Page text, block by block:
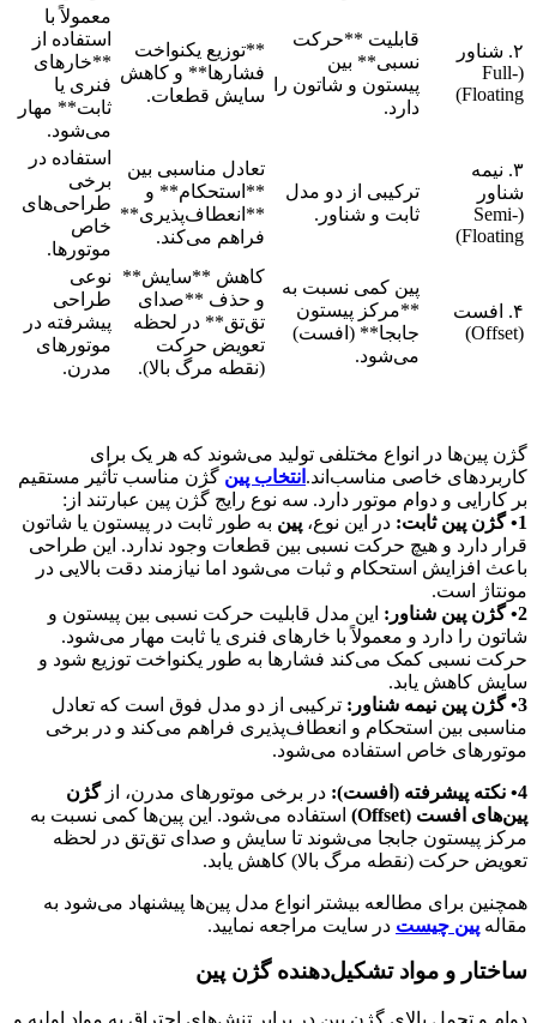
۲. شناور
(Full-
Floating)
قابلیت **حرکت
نسبی** بین
پیستون و شاتون را
دارد.
**توزیع یکنواخت
فشارها** و کاهش
سایش قطعات.
معمولاً با
استفاده از
**خارهای
فنری یا
ثابت** مهار
می‌شود.
۳. نیمه
شناور
(Semi-
Floating)
ترکیبی از دو مدل
ثابت و شناور.
تعادل مناسبی بین
**استحکام** و
**انعطاف‌پذیری**
فراهم می‌کند.
استفاده در
برخی
طراحی‌های
خاص
موتورها.
۴. افست
(Offset)
پین کمی نسبت به
**مرکز پیستون
جابجا** (افست)
می‌شود.
کاهش **سایش**
و حذف **صدای
تق‌تق** در لحظه
تعویض حرکت
(نقطه مرگ بالا).
نوعی
طراحی
پیشرفته در
موتورهای
مدرن.
گژن پین‌ها در انواع مختلفی تولید می‌شوند که هر یک برای
کاربردهای خاصی مناسب‌اند. انتخاب پین گژن مناسب تأثیر مستقیم
بر کارایی و دوام موتور دارد. سه نوع رایج گژن پین عبارتند از:
1• گژن پین ثابت:
در این نوع، پین به طور ثابت در پیستون یا شاتون
قرار دارد و هیچ حرکت نسبی بین قطعات وجود ندارد. این طراحی
باعث افزایش استحکام و ثبات می‌شود اما نیازمند دقت بالایی در
مونتاژ است.
2• گژن پین شناور:
این مدل قابلیت حرکت نسبی بین پیستون و
شاتون را دارد و معمولاً با خارهای فنری یا ثابت مهار می‌شود.
حرکت نسبی کمک می‌کند فشارها به طور یکنواخت توزیع شود و
سایش کاهش یابد.
3• گژن پین نیمه شناور:
ترکیبی از دو مدل فوق است که تعادل
مناسبی بین استحکام و انعطاف‌پذیری فراهم می‌کند و در برخی
موتورهای خاص استفاده می‌شود.
4
• نکته پیشرفته (افست): در برخی موتورهای مدرن، ازگژن
پین‌های افست (Offset)
استفاده می‌شود. این پین‌ها کمی نسبت به
مرکز پیستون جابجا می‌شوند تا سایش و صدای تق‌تق در لحظه
تعویض حرکت (نقطه مرگ بالا) کاهش یابد.
همچنین برای مطالعه بیشتر انواع مدل پین‌ها پیشنهاد می‌شود به
مقاله پین چیست در سایت مراجعه نمایید.
ساختار و مواد تشکیل‌دهنده گژن پین
دوام و تحمل بالای گژن پین در برابر تنش‌های احتراق به مواد اولیه و